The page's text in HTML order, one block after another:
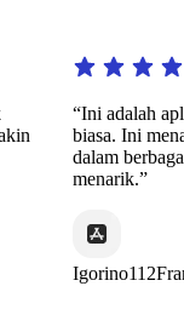
“Ini adalah
biasa. Ini
dalam berbagai
menarik.”
Igorino112France